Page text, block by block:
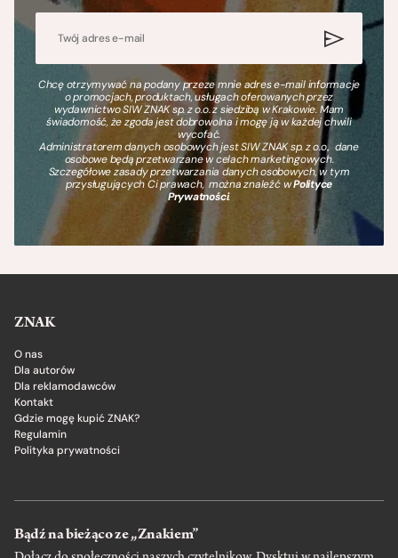
Chcę otrzymywać na podany przeze mnie adres e-mail informacje
o promocjach, produktach, usługach oferowanych przez
wydawnictwo SIW ZNAK sp. z o.o. z siedzibą w Krakowie. Mam
świadomość, że zgoda jest dobrowolna i mogę ją w każdej chwili
wycofać.
Administratorem danych osobowych jest SIW ZNAK sp. z o.o., dane
osobowe będą przetwarzane w celach marketingowych.
Szczegółowe zasady przetwarzania danych osobowych, w tym
przysługujących Ci prawach, można znaleźć wPolityce
Prywatności.
ZNAK
O nas
Dla autorów
Dla reklamodawców
Kontakt
Gdzie mogę kupić ZNAK?
Regulamin
Polityka prywatności
Bądź na bieżąco ze „Znakiem”